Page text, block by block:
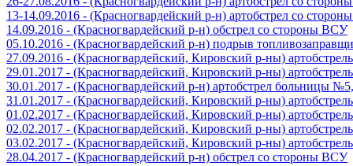
13-14.09.2016 - (Красногвардейский р-н) артобстрел со
14.09.2016 - (Красногвардейский р-н) обстрел со стороны ВСУ
05.10.2016 - (Красногвардейский р-н) подрыв
27.09.2016 - (Красногвардейский, Кировский р-ны)
29.01.2017 - (Красногвардейский, Кировский р-ны)
30.01.2017 - (Красногвардейский р-н) артобстрел больницы
31.01.2017 - (Красногвардейский, Кировский р-ны)
01.02.2017 - (Красногвардейский, Кировский р-ны)
02.02.2017 - (Красногвардейский, Кировский р-ны)
03.02.2017 - (Красногвардейский, Кировский р-ны)
28.04.2017 - (Красногвардейский р-н) обстрел со стороны ВСУ